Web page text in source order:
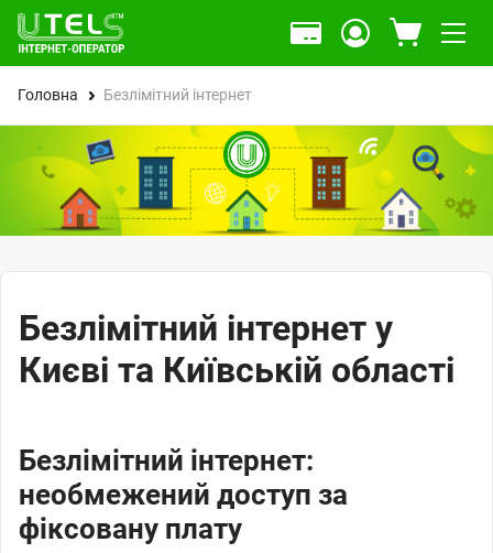
Головна Безлімітний інтернет
Безлімітний інтернет у
Києві та Київській області
Безлімітний інтернет:
необмежений доступ за
фіксовану плату